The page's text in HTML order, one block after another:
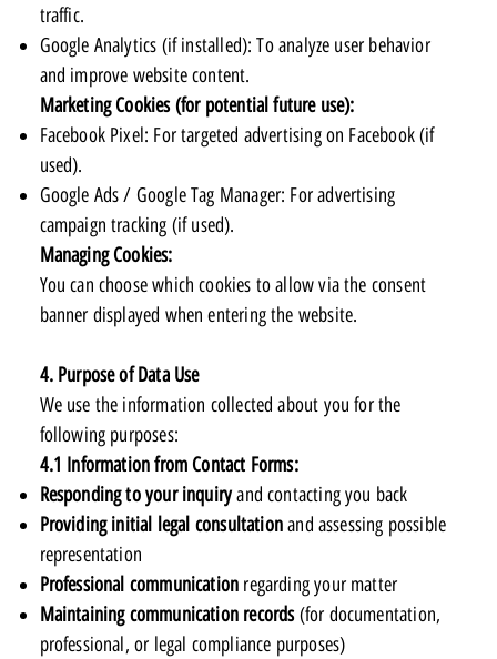
traffic.
Google Analytics (if installed): To analyze user behavior
and improve website content.
Marketing Cookies (for potential future use):
Facebook Pixel: For targeted advertising on Facebook (if
used).
Google Ads / Google Tag Manager: For advertising
campaign tracking (if used).
Managing Cookies:
You can choose which cookies to allow via the consent
banner displayed when entering the website.
4. Purpose of Data Use
We use the information collected about you for the
following purposes:
4.1 Information from Contact Forms:
Responding to your inquiryand contacting you back
Providing initial legal consultationand assessing possible
representation
Professional communication regarding your matter
Maintaining communication records(for documentation,
professional, or legal compliance purposes)